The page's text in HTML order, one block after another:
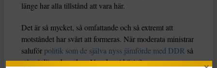
länge har alla tillstånd att vara här.
Det är så mycket, så omfattande och så extremt att
motståndet har svårt att formeras. När moderata ministrar
saluför politik som de själva nyss jämförde med DDR så
står vi där och undrar: Var ska vi börja?